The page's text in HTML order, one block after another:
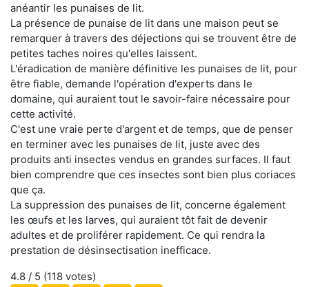
anéantir les punaises de lit.
La présence de punaise de lit dans une maison peut se
remarquer à travers des déjections qui se trouvent être de
petites taches noires qu'elles laissent.
L'éradication de manière définitive les punaises de lit, pour
être fiable, demande l'opération d'experts dans le
domaine, qui auraient tout le savoir-faire nécessaire pour
cette activité.
C'est une vraie perte d'argent et de temps, que de penser
en terminer avec les punaises de lit, juste avec des
produits anti insectes vendus en grandes surfaces. Il faut
bien comprendre que ces insectes sont bien plus coriaces
que ça.
La suppression des punaises de lit, concerne également
les œufs et les larves, qui auraient tôt fait de devenir
adultes et de proliférer rapidement. Ce qui rendra la
prestation de désinsectisation inefficace.
4.8 / 5 (118 votes)